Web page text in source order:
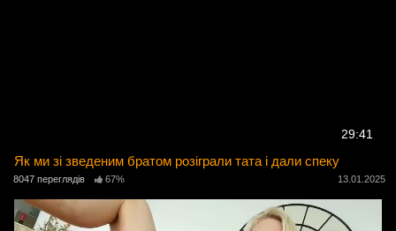
29:41
Як ми зі зведеним братом розіграли тата і дали спеку
8047 переглядів 67% 13.01.2025